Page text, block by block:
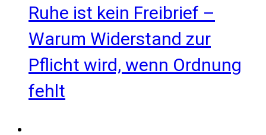
Ruhe ist kein Freibrief –
Warum Widerstand zur
Pflicht wird, wenn Ordnung
fehlt